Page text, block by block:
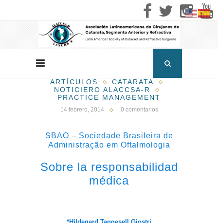
ARTÍCULOS
CATARATA
NOTICIERO ALACCSA-R
PRACTICE MANAGEMENT
14 febrero, 2014 0 comentarios
SBAO – Sociedade Brasileira de
Administração em Oftalmologia
Sobre la responsabilidad
médica